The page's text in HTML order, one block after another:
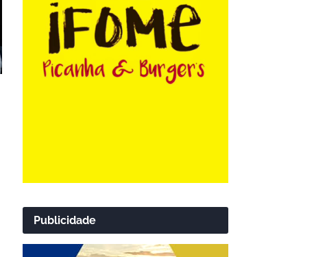
Publicidade